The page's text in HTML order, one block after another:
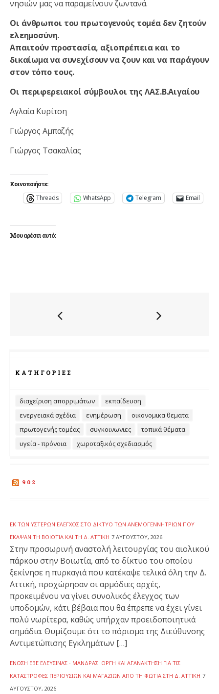
νησιών μας να παραμείνουν ζωντανά.
Οι άνθρωποι του πρωτογενούς τομέα δεν ζητούν
ελεημοσύνη.
Απαιτούν προστασία, αξιοπρέπεια και το
δικαίωμα να συνεχίσουν να ζουν και να παράγουν
στον τόπο τους.
Οι περιφερειακοί σύμβουλοι της ΛΑΣ.Β.Αιγαίου
Αγλαία Κυρίτση
Γιώργος Αμπαζής
Γιώργος Τσακαλίας
Κοινοποιήστε:
Threads WhatsApp Telegram Email
Μου αρέσει αυτό:
ΚΑΤΗΓΟΡΊΕΣ
διαχείριση απορριμάτων
εκπαίδευση
ενεργειακά σχέδια
ενημέρωση
οικονομικα θεματα
πρωτογενής τομέας
συγκοινωνιες
τοπικά θέματα
υγεία - πρόνοια
χωροταξικός σχεδιασμός
902
ΕΚ ΤΩΝ ΥΣΤΈΡΩΝ ΈΛΕΓΧΟΣ ΣΤΟ ΔΊΚΤΥΟ ΤΩΝ ΑΝΕΜΟΓΕΝΝΗΤΡΙΏΝ ΠΟΥ
ΈΚΑΨΑΝ ΤΗ ΒΟΙΩΤΊΑ ΚΑΙ ΤΗ Δ. ΑΤΤΙΚΉ 7 ΑΥΓΟΎΣΤΟΥ, 2026
Στην προσωρινή αναστολή λειτουργίας του αιολικού
πάρκου στην Βοιωτία, από το δίκτυο του οποίου
ξεκίνησε η πυρκαγιά που κατέκαψε τελικά όλη την Δ.
Αττική, προχώρησαν οι αρμόδιες αρχές,
προκειμένου να γίνει συνολικός έλεγχος των
υποδομών, κάτι βέβαια που θα έπρεπε να έχει γίνει
πολύ νωρίτερα, καθώς υπήρχαν προειδοποιητικά
σημάδια. Θυμίζουμε ότι το πόρισμα της Διεύθυνσης
Αντιμετώπισης Εγκλημάτων […]
ΈΝΩΣΗ ΕΒΕ ΕΛΕΥΣΊΝΑΣ - ΜΆΝΔΡΑΣ: ΟΡΓΉ ΚΑΙ ΑΓΑΝΆΚΤΗΣΗ ΓΙΑ ΤΙΣ
ΚΑΤΑΣΤΡΟΦΈΣ ΠΕΡΙΟΥΣΙΏΝ ΚΑΙ ΜΑΓΑΖΙΏΝ ΑΠΌ ΤΗ ΦΩΤΙΆ ΣΤΗ Δ. ΑΤΤΙΚΉ 7
ΑΥΓΟΎΣΤΟΥ, 2026